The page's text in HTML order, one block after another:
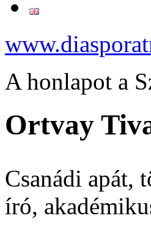
A honlapot a
Ortvay
Csanádi apát,
író,